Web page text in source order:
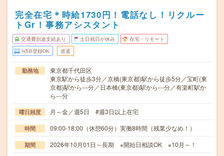
完全在宅＊時給1730円！電話なし！リクルー
トGr！事務アシスタント
交通費別途支給あり 土日祝日が休み 在宅・リモート
WEB登録OK 派遣
勤務地
東京都千代田区
東京駅から徒歩3分／京橋(東京都)駅から徒歩5分／宝町(東
京都)駅から---分／日本橋(東京都)駅から---分／有楽町駅か
ら---分
曜日頻度 月～金／週5日 #週3日以上在宅
時間 09:00-18:00（休憩60分）実働8時間（残業少なめ！）
期間 2026年10月01日～長期 ※開始日相談OK ※10月～！